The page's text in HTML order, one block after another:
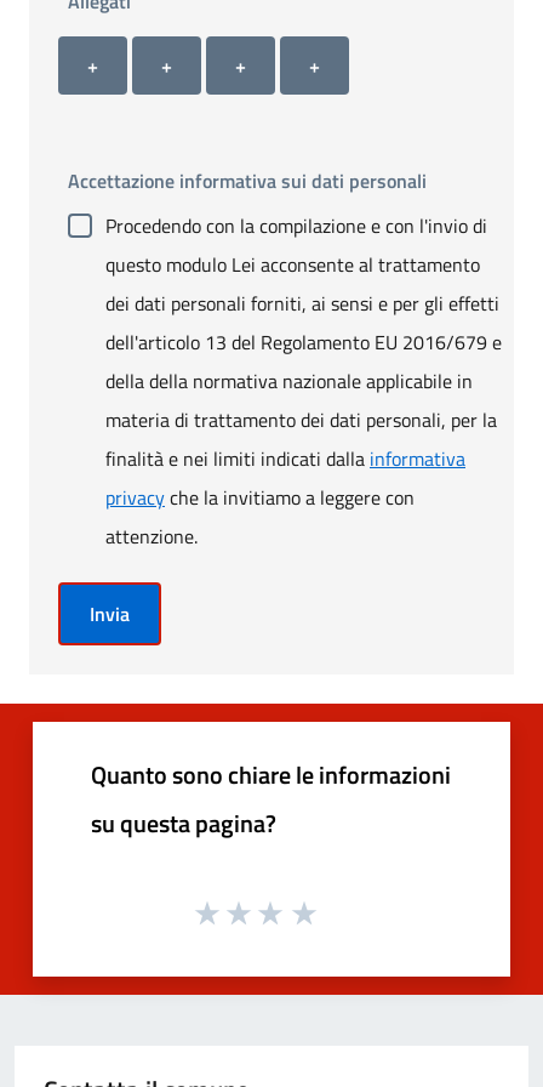
Allegato 1
+
Allegato 2
+
Allegato 3
+
Allegato 4
+
Accettazione informativa sui dati personali
Procedendo con la compilazione e con l'invio di
questo modulo Lei acconsente al trattamento
dei dati personali forniti, ai sensi e per gli effetti
dell'articolo 13 del Regolamento EU 2016/679 e
della della normativa nazionale applicabile in
materia di trattamento dei dati personali, per la
finalità e nei limiti indicati dalla informativa
privacyche la invitiamo a leggere con
attenzione.
Invia
Quanto sono chiare le informazioni
su questa pagina?